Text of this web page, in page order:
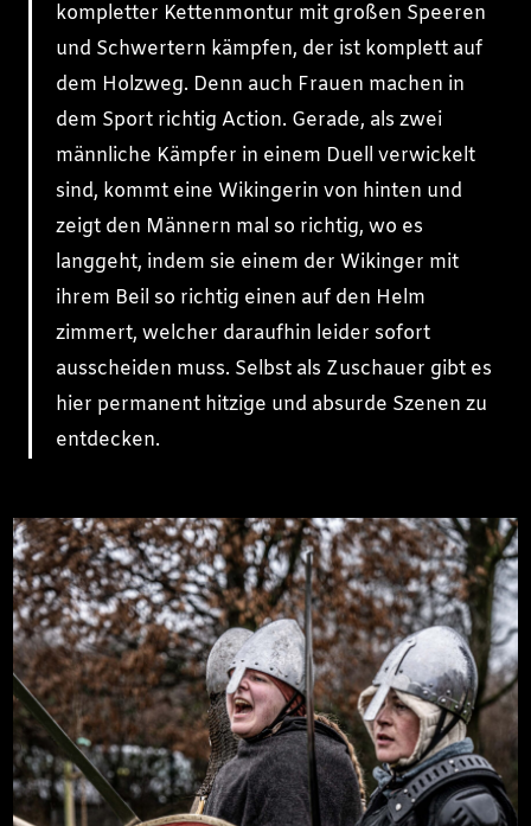
kompletter Kettenmontur mit großen Speeren
und Schwertern kämpfen, der ist komplett auf
dem Holzweg. Denn auch Frauen machen in
dem Sport richtig Action. Gerade, als zwei
männliche Kämpfer in einem Duell verwickelt
sind, kommt eine Wikingerin von hinten und
zeigt den Männern mal so richtig, wo es
langgeht, indem sie einem der Wikinger mit
ihrem Beil so richtig einen auf den Helm
zimmert, welcher daraufhin leider sofort
ausscheiden muss. Selbst als Zuschauer gibt es
hier permanent hitzige und absurde Szenen zu
entdecken.